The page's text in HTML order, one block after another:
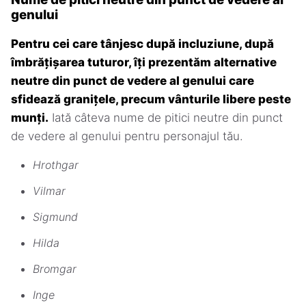
genului
Pentru cei care tânjesc după incluziune, după
îmbrățișarea tuturor, îți prezentăm alternative
neutre din punct de vedere al genului care
sfidează granițele, precum vânturile libere peste
munți. Iată câteva nume de pitici neutre din punct
de vedere al genului pentru personajul tău.
Hrothgar
Vilmar
Sigmund
Hilda
Bromgar
Inge